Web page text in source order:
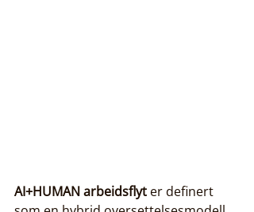
AI+HUMAN arbeidsflyt er definert